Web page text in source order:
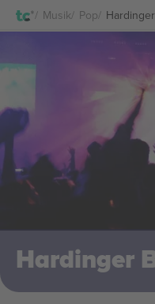
Musik Pop
Hardinger